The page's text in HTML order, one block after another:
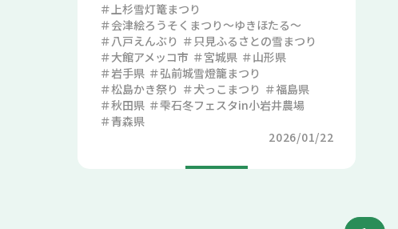
上杉雪灯篭まつり
会津絵ろうそくまつり～ゆきほたる～
八戸えんぶり
只見ふるさとの雪まつり
大館アメッコ市
宮城県
山形県
岩手県
弘前城雪燈籠まつり
松島かき祭り
犬っこまつり
福島県
秋田県
雫石冬フェスタin小岩井農場
青森県
2026/01/22